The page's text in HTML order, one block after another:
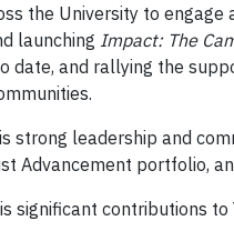
the University to engage
launching Impact: The
and rallying the
strong leadership and
Advancement portfolio,
significant contributions